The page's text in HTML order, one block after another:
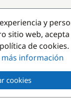
y
sitio web,
de cookies.
información
cookies